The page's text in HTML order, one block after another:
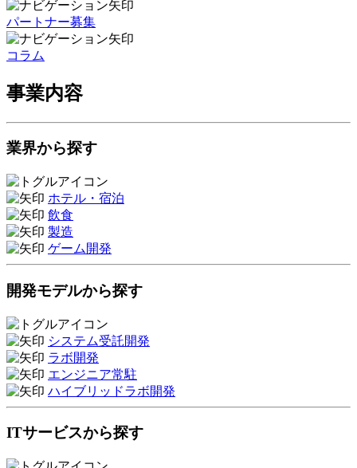
パートナー募集
コラム
事業内容
業界から探す
ホテル・宿泊
飲食
製造
ゲーム開発
開発モデルから探す
システム受託開発
ラボ開発
エンジニア常駐
ハイブリッドラボ開発
ITサービスから探す